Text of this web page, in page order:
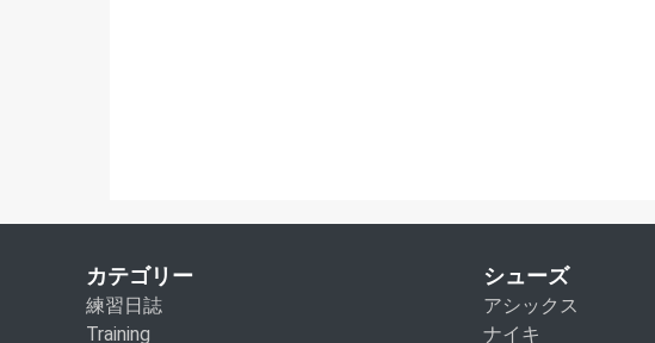
カテゴリー
練習日誌
Training
シューズ
アシックス
ナイキ